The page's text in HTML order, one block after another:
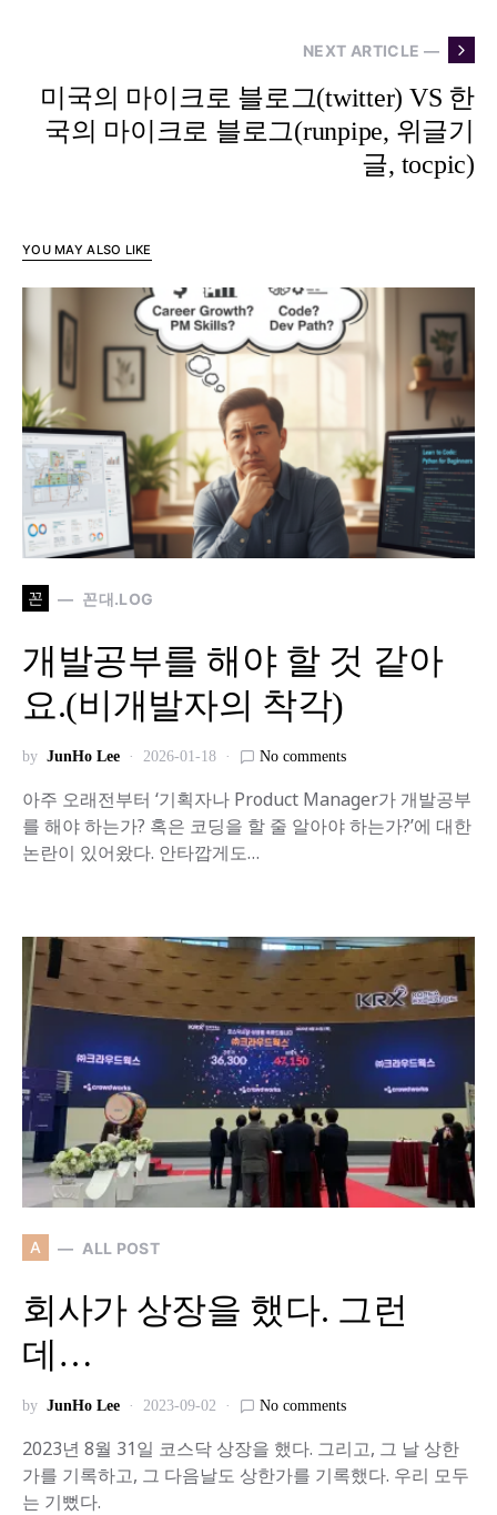
NEXT ARTICLE —
미국의 마이크로 블로그(twitter) VS 한
국의 마이크로 블로그(runpipe, 위글기
글, tocpic)
YOU MAY ALSO LIKE
꼰 꼰대.LOG
개발공부를 해야 할 것 같아
요.(비개발자의 착각)
by JunHo Lee 2026-01-18 No comments
아주 오래전부터 ‘기획자나 Product Manager가 개발공부
를 해야 하는가? 혹은 코딩을 할 줄 알아야 하는가?’에 대한
논란이 있어왔다. 안타깝게도…
A ALL POST
회사가 상장을 했다. 그런
데…
by JunHo Lee 2023-09-02 No comments
2023년 8월 31일 코스닥 상장을 했다. 그리고, 그 날 상한
가를 기록하고, 그 다음날도 상한가를 기록했다. 우리 모두
는 기뻤다.